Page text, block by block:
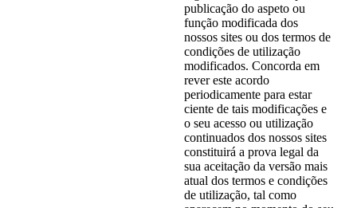
publicação do aspeto ou
função modificada dos
nossos sites ou dos termos de
condições de utilização
modificados. Concorda em
rever este acordo
periodicamente para estar
ciente de tais modificações e
o seu acesso ou utilização
continuados dos nossos sites
constituirá a prova legal da
sua aceitação da versão mais
atual dos termos e condições
de utilização, tal como